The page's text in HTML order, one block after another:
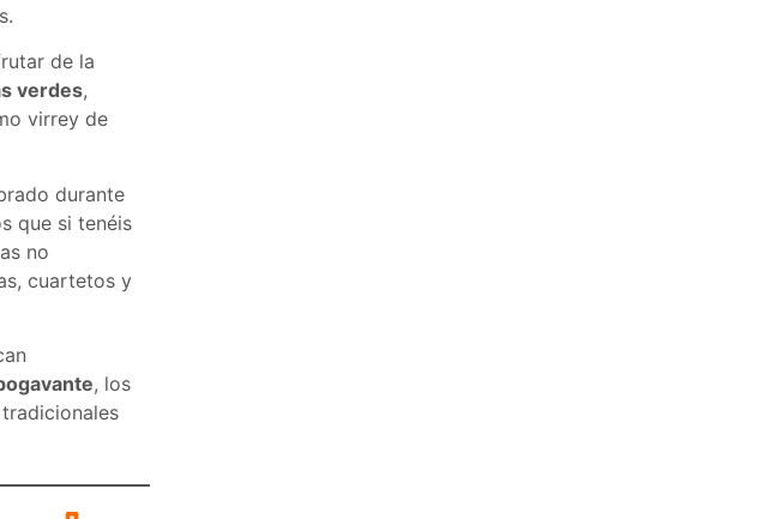
de la
verdes,
virrey de
durante
que si tenéis
no
cuartetos y
, los